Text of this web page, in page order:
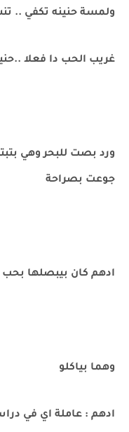
ولمسة حنينه تكفي ..
غريب الحب دا فعلا
ورد بصت للبحر وهي
جوعت بصراحة
ادهم كان بيبصلها
وهما بياكلو
ادهم : عاملة اي في